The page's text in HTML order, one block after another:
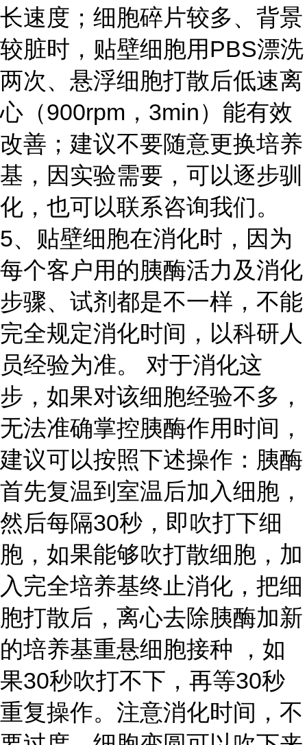
长速度；细胞碎片较多、背景
较脏时，贴壁细胞用PBS漂洗
两次、悬浮细胞打散后低速离
心（900rpm，3min）能有效
改善；建议不要随意更换培养
基，因实验需要，可以逐步驯
化，也可以联系咨询我们。
5、贴壁细胞在消化时，因为
每个客户用的胰酶活力及消化
步骤、试剂都是不一样，不能
完全规定消化时间，以科研人
员经验为准。 对于消化这
步，如果对该细胞经验不多，
无法准确掌控胰酶作用时间，
建议可以按照下述操作：胰酶
首先复温到室温后加入细胞，
然后每隔30秒，即吹打下细
胞，如果能够吹打散细胞，加
入完全培养基终止消化，把细
胞打散后，离心去除胰酶加新
的培养基重悬细胞接种 ，如
果30秒吹打不下，再等30秒
重复操作。注意消化时间，不